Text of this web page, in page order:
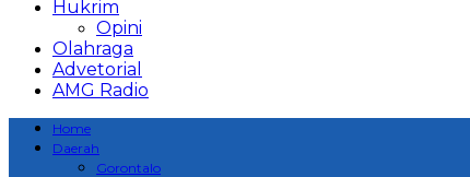
Hukrim
Opini
Olahraga
Advetorial
AMG Radio
Home
Daerah
Gorontalo